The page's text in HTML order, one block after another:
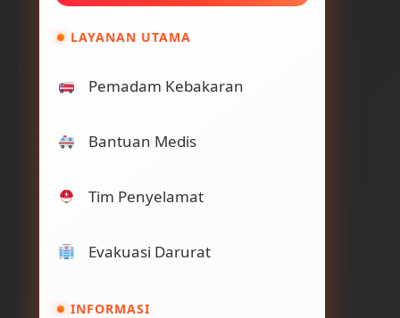
LAYANAN UTAMA
Pemadam Kebakaran
Bantuan Medis
Tim Penyelamat
Evakuasi Darurat
INFORMASI